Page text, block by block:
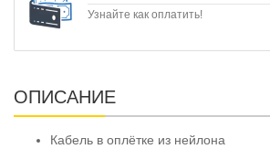
Узнайте как оплатить!
ОПИСАНИЕ
Кабель в оплётке из нейлона